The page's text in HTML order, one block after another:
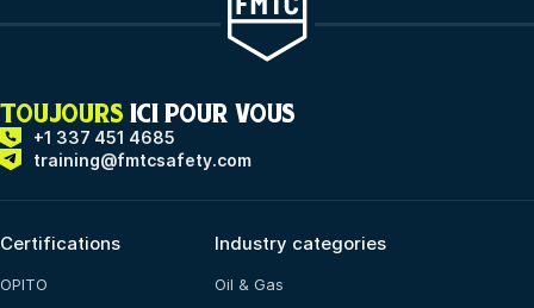
TOUJOURS ICI POUR VOUS
+1 337 451 4685
training@fmtcsafety.com
Certifications
OPITO
Industry categories
Oil & Gas